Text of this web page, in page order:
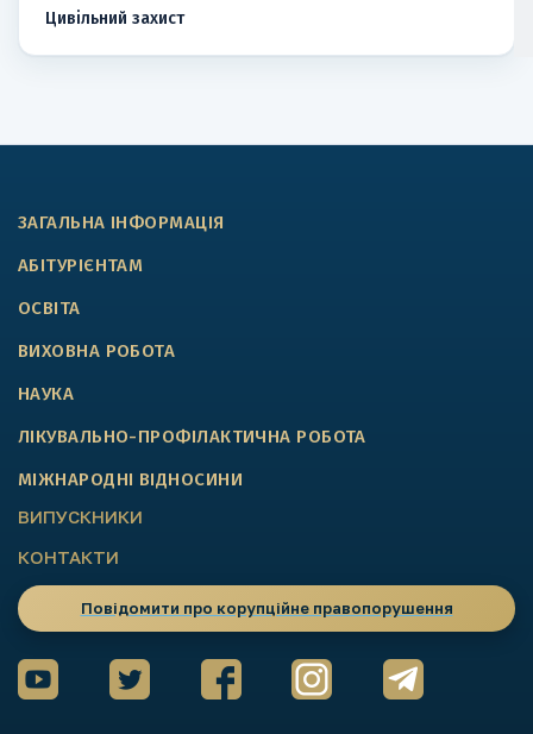
Цивільний захист
ЗАГАЛЬНА ІНФОРМАЦІЯ
АБІТУРІЄНТАМ
ОСВІТА
ВИХОВНА РОБОТА
НАУКА
ЛІКУВАЛЬНО-ПРОФІЛАКТИЧНА РОБОТА
МІЖНАРОДНІ ВІДНОСИНИ
ВИПУСКНИКИ
КОНТАКТИ
Повідомити про корупційне правопорушення